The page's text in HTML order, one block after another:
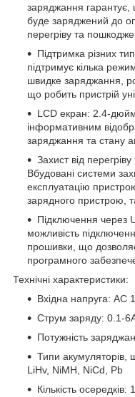
заряджання
буде заряджений до
перегріву та
Підтримка різних
підтримує кілька
швидке заряджання,
що робить пристрій
LCD екран: 2.4-
інформативним
заряджання та стану
Захист від
Вбудовані системи
експлуатацію
зарядного пристрою,
Підключення через
можливість
прошивки, що
програмного
Технічні характеристики:
Вхідна напруга: AC
Струм заряду: 0.1-
Потужність
Типи акумуляторів,
LiHv, NiMH, NiCd, Pb
Кількість осередків: